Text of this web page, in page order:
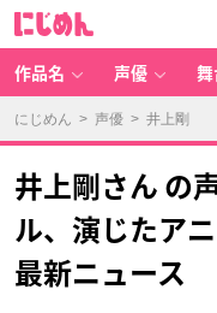
作品名 声優 舞
にじめん > 声優 > 井上剛
井上剛さん の
ル、演じたア
最新ニュース